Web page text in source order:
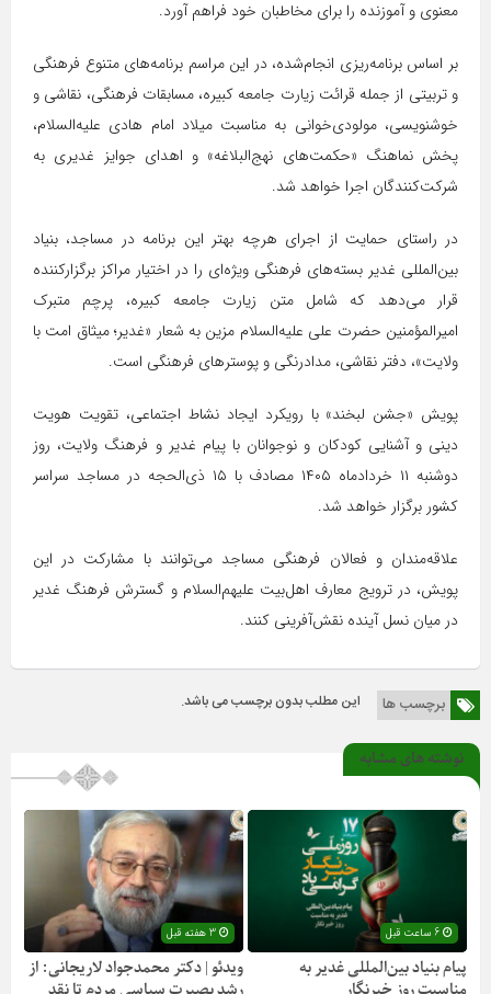
معنوی و آموزنده را برای مخاطبان خود فراهم آورد.
بر اساس برنامه‌ریزی انجام‌شده، در این مراسم برنامه‌های متنوع فرهنگی
و تربیتی از جمله قرائت زیارت جامعه کبیره، مسابقات فرهنگی، نقاشی و
خوشنویسی، مولودی‌خوانی به مناسبت میلاد امام هادی علیه‌السلام،
پخش نماهنگ «حکمت‌های نهج‌البلاغه» و اهدای جوایز غدیری به
شرکت‌کنندگان اجرا خواهد شد.
در راستای حمایت از اجرای هرچه بهتر این برنامه در مساجد، بنیاد
بین‌المللی غدیر بسته‌های فرهنگی ویژه‌ای را در اختیار مراکز برگزارکننده
قرار می‌دهد که شامل متن زیارت جامعه کبیره، پرچم متبرک
امیرالمؤمنین حضرت علی علیه‌السلام مزین به شعار «غدیر؛ میثاق امت با
ولایت»، دفتر نقاشی، مدادرنگی و پوسترهای فرهنگی است.
پویش «جشن لبخند» با رویکرد ایجاد نشاط اجتماعی، تقویت هویت
دینی و آشنایی کودکان و نوجوانان با پیام غدیر و فرهنگ ولایت، روز
دوشنبه ۱۱ خردادماه ۱۴۰۵ مصادف با ۱۵ ذی‌الحجه در مساجد سراسر
کشور برگزار خواهد شد.
علاقه‌مندان و فعالان فرهنگی مساجد می‌توانند با مشارکت در این
پویش، در ترویج معارف اهل‌بیت علیهم‌السلام و گسترش فرهنگ غدیر
در میان نسل آینده نقش‌آفرینی کنند.
برچسب ها این مطلب بدون برچسب می باشد.
نوشته های مشابه
6 ساعت قبل
پیام بنیاد بین‌المللی غدیر به
ویدئو | دکتر محمدجواد لاریجانی: از